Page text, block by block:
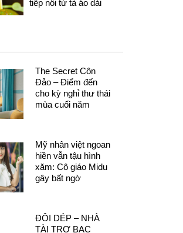
tiếp nối từ tà áo dài
The Secret Côn
Đảo – Điểm đến
cho kỳ nghỉ thư thái
mùa cuối năm
Mỹ nhân việt ngoan
hiền vẫn tậu hình
xăm: Cô giáo Midu
gây bất ngờ
ĐÔI DÉP – NHÀ
TÀI TRỢ BẠC